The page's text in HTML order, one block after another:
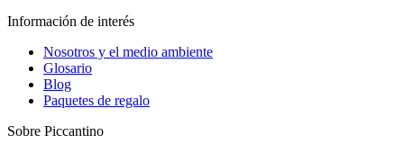
Información de interés
Nosotros y el medio ambiente
Glosario
Blog
Paquetes de regalo
Sobre Piccantino